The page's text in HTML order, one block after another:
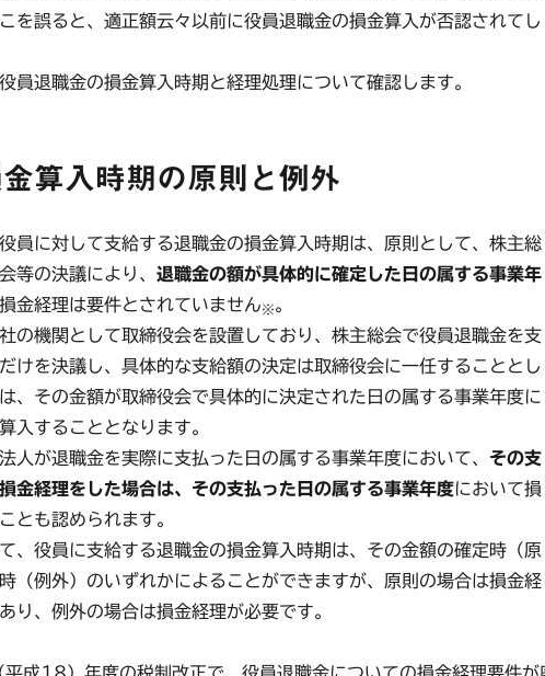
を誤ると、適正額云々以前に役員退職金の損金算入が否認されてし
員退職金の損金算入時期と経理処理について確認します。
金算入時期の原則と例外
員に対して支給する退職金の損金算入時期は、原則として、株主総
等の決議により、 退職金の額が具体的に確定した日の属する事業年
金経理は要件とされていません※。
の機関として取締役会を設置しており、株主総会で役員退職金を支
けを決議し、具体的な支給額の決定は取締役会に一任することとし
、その金額が取締役会で具体的に決定された日の属する事業年度に
入することとなります。
人が退職金を実際に支払った日の属する事業年度において、 その支
金経理をした場合は、その支払った日の属する事業年度において損
とも認められます。
、役員に支給する退職金の損金算入時期は、その金額の確定時（原
（例外）のいずれかによることができますが、原則の場合は損金経
り、例外の場合は損金経理が必要です。